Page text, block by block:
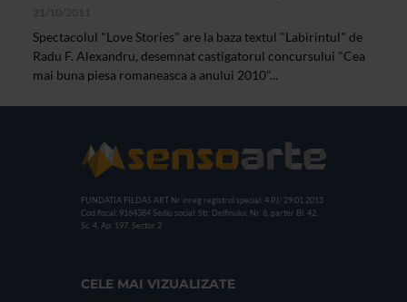
21/10/2011
Spectacolul "Love Stories" are la baza textul "Labirintul" de
Radu F. Alexandru, desemnat castigatorul concursului "Cea
mai buna piesa romaneasca a anului 2010"...
FUNDATIA FILDAS ART Nr inreg registrul special: 4 PJ/ 29.01.2013
Cod fiscal: 9164384 Sediu social: Str. Delfinului, Nr. 6, parter Bl. 42,
Sc. 4, Ap. 197, Sector 2
CELE MAI VIZUALIZATE